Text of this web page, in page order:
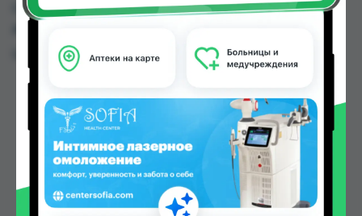
Олмони №1 по цене от 96.00 TJS в Душанбе и
Цена: от96.00 TJS